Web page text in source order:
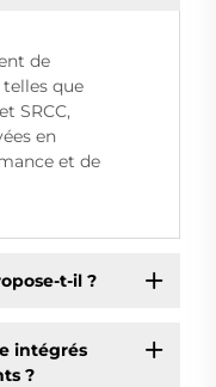
de
que
SRCC,
en
et de
t-il ?
intégrés
?